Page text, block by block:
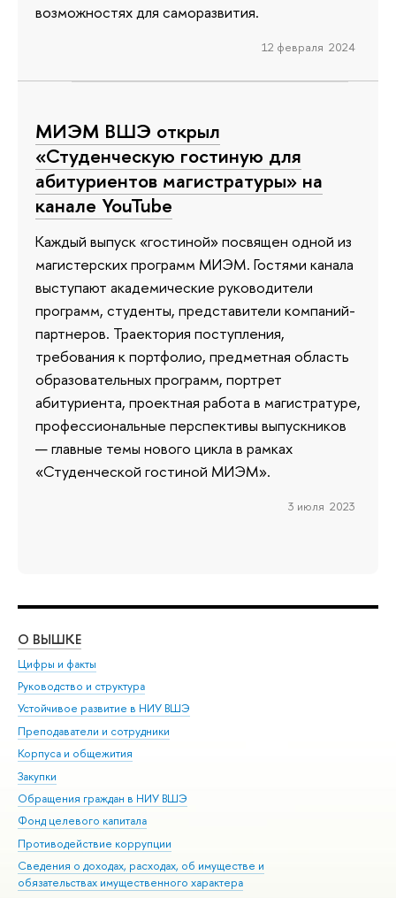
возможностях для саморазвития.
12 февраля 2024
МИЭМ ВШЭ открыл
«Студенческую гостиную для
абитуриентов магистратуры» на
канале YouTube
Каждый выпуск «гостиной» посвящен одной из
магистерских программ МИЭМ. Гостями канала
выступают академические руководители
программ, студенты, представители компаний-
партнеров. Траектория поступления,
требования к портфолио, предметная область
образовательных программ, портрет
абитуриента, проектная работа в магистратуре,
профессиональные перспективы выпускников
— главные темы нового цикла в рамках
«Студенческой гостиной МИЭМ».
3 июля 2023
О ВЫШКЕ
Цифры и факты
Руководство и структура
Устойчивое развитие в НИУ ВШЭ
Преподаватели и сотрудники
Корпуса и общежития
Закупки
Обращения граждан в НИУ ВШЭ
Фонд целевого капитала
Противодействие коррупции
Сведения о доходах, расходах, об имуществе и
обязательствах имущественного характера